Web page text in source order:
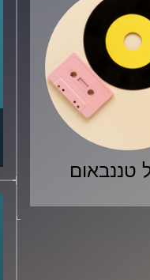
טננבאום